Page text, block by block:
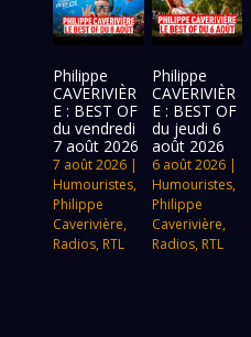
Philippe
CAVERIVIÈR
E : BEST OF
du vendredi
7 août 2026
7 août 2026 |
Humouristes,
Philippe
Caverivière,
Radios, RTL
Philippe
CAVERIVIÈR
E : BEST OF
du jeudi 6
août 2026
6 août 2026|
Humouristes,
Philippe
Caverivière,
Radios, RTL